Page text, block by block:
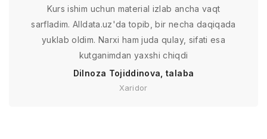
Kurs ishim uchun material izlab ancha vaqt
sarfladim. Alldata.uz'da topib, bir necha daqiqada
yuklab oldim. Narxi ham juda qulay, sifati esa
kutganimdan yaxshi chiqdi
Dilnoza Tojiddinova, talaba
Xaridor